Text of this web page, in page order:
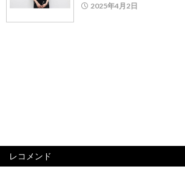
2025年4月2日
レコメンド